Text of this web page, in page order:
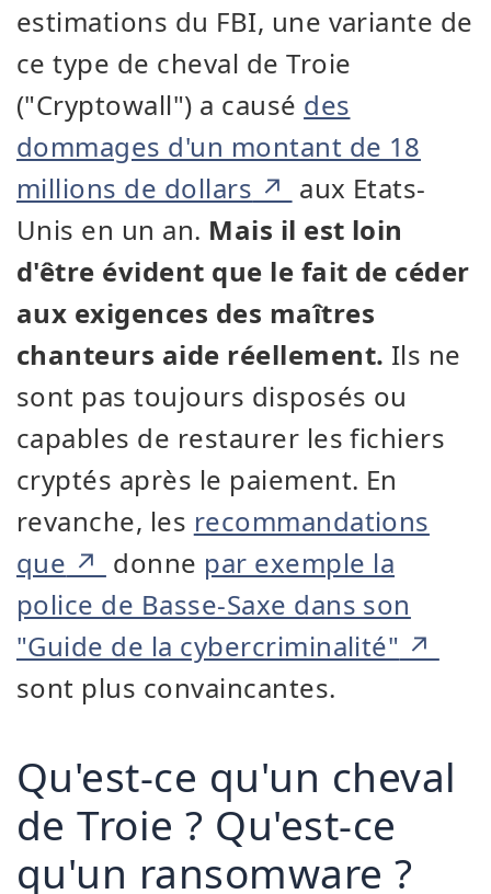
estimations du FBI, une variante de
ce type de cheval de Troie
("Cryptowall") a causé des
dommages d'un montant de 18
millions de dollars
aux Etats-
Unis en un an. Mais il est loin
d'être évident que le fait de céder
aux exigences des maîtres
chanteurs aide réellement. Ils ne
sont pas toujours disposés ou
capables de restaurer les fichiers
cryptés après le paiement. En
revanche, les recommandations
que
donne par exemple la
police de Basse-Saxe dans son
"Guide de la cybercriminalité"
sont plus convaincantes.
Qu'est-ce qu'un cheval
de Troie ? Qu'est-ce
qu'un ransomware ?